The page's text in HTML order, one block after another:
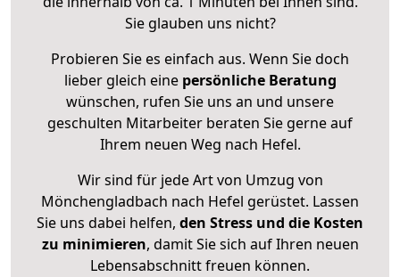
Sie glauben uns nicht?
Probieren Sie es einfach aus. Wenn Sie doch
lieber gleich eine persönliche Beratung
wünschen, rufen Sie uns an und unsere
geschulten Mitarbeiter beraten Sie gerne auf
Ihrem neuen Weg nach Hefel.
Wir sind für jede Art von Umzug von
Mönchengladbach nach Hefel gerüstet. Lassen
Sie uns dabei helfen, den Stress und die Kosten
zu minimieren, damit Sie sich auf Ihren neuen
Lebensabschnitt freuen können.